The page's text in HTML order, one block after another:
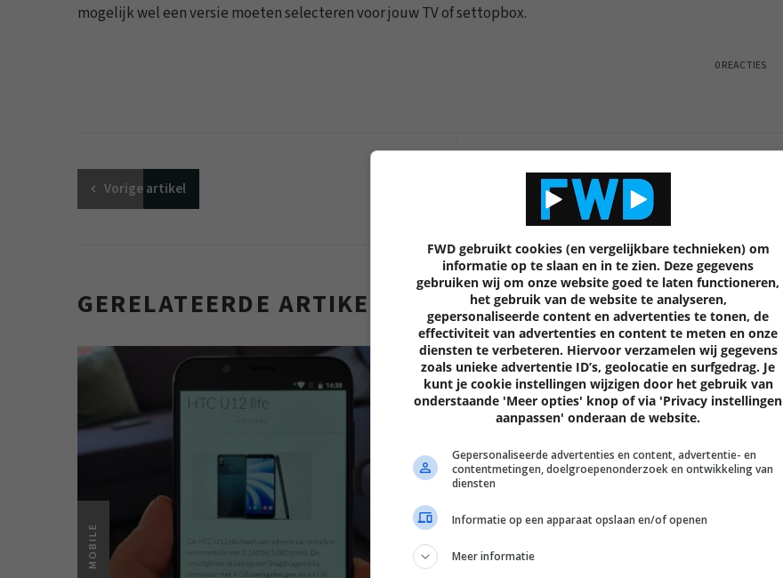
mogelijk wel een versie moeten selecteren voor jouw TV of settopbox.
0 REACTIES
Vorigeartikel
GERELATEERDE ARTIKELEN
MOBILE MOBILE
FWD gebruikt cookies (en vergelijkbare technieken) om
informatie op te slaan en in te zien. Deze gegevens
gebruiken wij om onze website goed te laten functioneren,
het gebruik van de website te analyseren,
gepersonaliseerde content en advertenties te tonen, de
effectiviteit van advertenties en content te meten en onze
diensten te verbeteren. Hiervoor verzamelen wij gegevens
zoals unieke advertentie ID’s, geolocatie en surfgedrag. Je
kunt je cookie instellingen wijzigen door het gebruik van
onderstaande 'Meer opties' knop of via 'Privacy instellingen
aanpassen' onderaan de website.
Gepersonaliseerde advertenties en content, advertentie- en
contentmetingen, doelgroepenonderzoek en ontwikkeling van
diensten
Informatie op een apparaat opslaan en/of openen
Meer informatie